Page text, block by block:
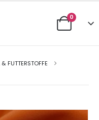
0
& FUTTERSTOFFE